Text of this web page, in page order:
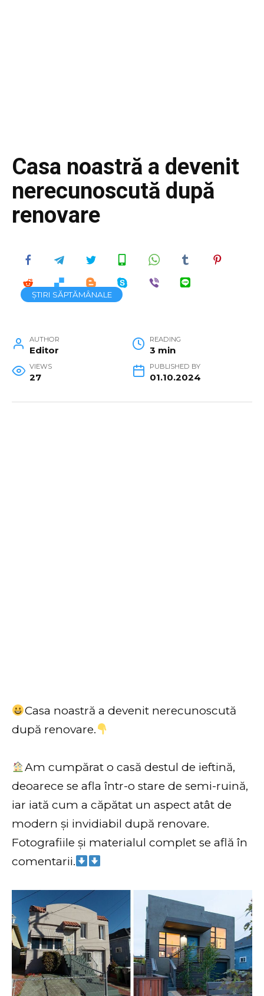
Casa noastră a devenit
nerecunoscută după
renovare
ȘTIRI SĂPTĂMÂNALE
AUTHOR
Editor
READING
3 min
VIEWS
27
PUBLISHED BY
01.10.2024
Casa noastră a devenit nerecunoscută
după renovare.
Am cumpărat o casă destul de ieftină,
deoarece se afla într-o stare de semi-ruină,
iar iată cum a căpătat un aspect atât de
modern și invidiabil după renovare.
Fotografiile și materialul complet se află în
comentarii.